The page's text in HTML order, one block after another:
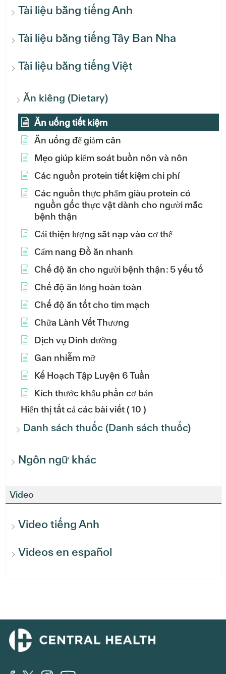
Tài liệu bằng tiếng Anh
Tài liệu bằng tiếng Tây Ban Nha
Tài liệu bằng tiếng Việt
Ăn kiêng (Dietary)
Ăn uống tiết kiệm
Ăn uống để giảm cân
Mẹo giúp kiểm soát buồn nôn và nôn
Các nguồn protein tiết kiệm chi phí
Các nguồn thực phẩm giàu protein có
nguồn gốc thực vật dành cho người mắc
bệnh thận
Cải thiện lượng sắt nạp vào cơ thể
Cẩm nang Đồ ăn nhanh
Chế độ ăn cho người bệnh thận: 5 yếu tố
Chế độ ăn lỏng hoàn toàn
Chế độ ăn tốt cho tim mạch
Chữa Lành Vết Thương
Dịch vụ Dinh dưỡng
Gan nhiễm mỡ
Kế Hoạch Tập Luyện 6 Tuần
Kích thước khẩu phần cơ bản
Hiển thị tất cả các bài viết( 10 )
Danh sách thuốc (Danh sách thuốc)
Ngôn ngữ khác
Video
Video tiếng Anh
Videos en español